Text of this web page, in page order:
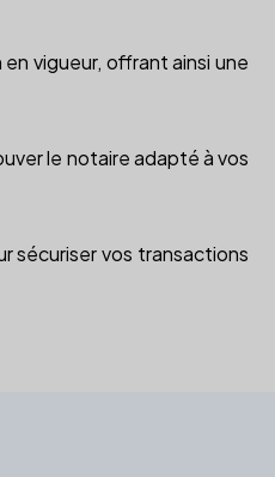
vigueur, offrant ainsi une
le notaire adapté à vos
sécuriser vos transactions